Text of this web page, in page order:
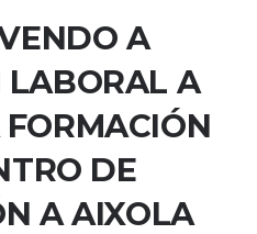
A
LABORAL A
DE
A AIXOLA